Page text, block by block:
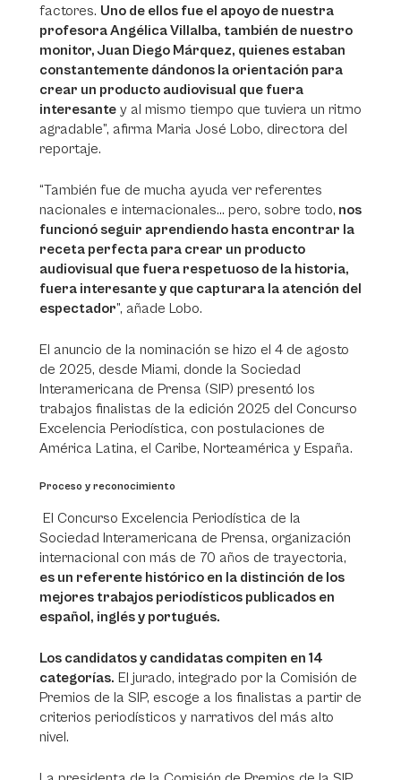
factores. Uno de ellos fue el apoyo de nuestra
profesora Angélica Villalba, también de nuestro
monitor, Juan Diego Márquez, quienes estaban
constantemente dándonos la orientación para
crear un producto audiovisual que fuera
interesante y al mismo tiempo que tuviera un ritmo
agradable”, afirma Maria José Lobo, directora del
reportaje.
“También fue de mucha ayuda ver referentes
nacionales e internacionales... pero, sobre todo, nos
funcionó seguir aprendiendo hasta encontrar la
receta perfecta para crear un producto
audiovisual que fuera respetuoso de la historia,
fuera interesante y que capturara la atención del
espectador”, añade Lobo.
El anuncio de la nominación se hizo el 4 de agosto
de 2025, desde Miami, donde la Sociedad
Interamericana de Prensa (SIP) presentó los
trabajos finalistas de la edición 2025 del Concurso
Excelencia Periodística, con postulaciones de
América Latina, el Caribe, Norteamérica y España.
Proceso y reconocimiento
El Concurso Excelencia Periodística de la
Sociedad Interamericana de Prensa, organización
internacional con más de 70 años de trayectoria,
es un referente histórico en la distinción de los
mejores trabajos periodísticos publicados en
español, inglés y portugués.
Los candidatos y candidatas compiten en 14
categorías. El jurado, integrado por la Comisión de
Premios de la SIP, escoge a los finalistas a partir de
criterios periodísticos y narrativos del más alto
nivel.